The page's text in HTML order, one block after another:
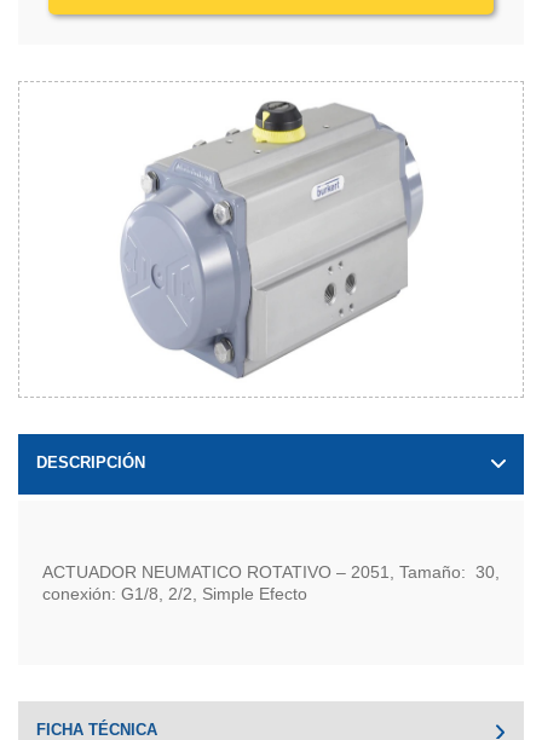
DESCRIPCIÓN
ACTUADOR NEUMATICO ROTATIVO – 2051, Tamaño: 30,
conexión: G1/8, 2/2, Simple Efecto
FICHA TÉCNICA